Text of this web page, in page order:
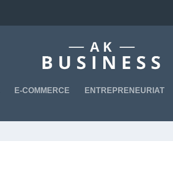
E-COMMERCE ENTREPRENEURIAT